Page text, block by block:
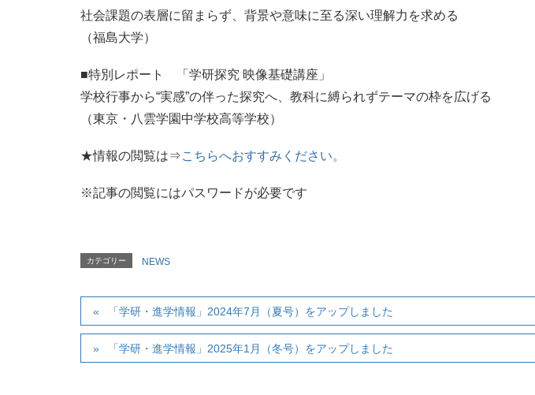
社会課題の表層に留まらず、背景や意味に至る深い理解力を求める
（福島大学）
■特別レポート 「学研探究 映像基礎講座」
学校行事から“実感”の伴った探究へ、教科に縛られずテーマの枠を広げる
（東京・八雲学園中学校高等学校）
★情報の閲覧は⇒こちらへおすすみください。
※記事の閲覧にはパスワードが必要です
カテゴリー NEWS
「学研・進学情報」2024年7月（夏号）をアップしました
「学研・進学情報」2025年1月（冬号）をアップしました